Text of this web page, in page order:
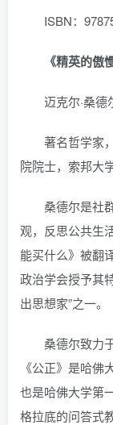
ISBN：
《精英的傲
迈克尔·桑德
著名哲学家
院院士，索邦大
桑德尔是社
观，反思公共生
能买什么》被翻
政治学会授予其
出思想家”之一。
桑德尔致力
《公正》是哈佛
也是哈佛大学第
格拉底的问答式